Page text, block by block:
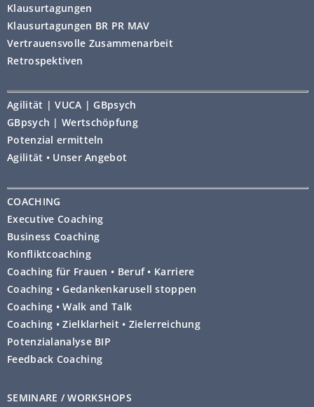
Klausurtagungen
Klausurtagungen BR PR MAV
Vertrauensvolle Zusammenarbeit
Retrospektiven
Agilität | VUCA | GBpsych
GBpsych | Wertschöpfung
Potenzial ermitteln
Agilität • Unser Angebot
COACHING
Executive Coaching
Business Coaching
Konfliktcoaching
Coaching für Frauen • Beruf • Karriere
Coaching • Gedankenkarusell stoppen
Coaching • Walk and Talk
Coaching • Zielklarheit • Zielerreichung
Potenzialanalyse BIP
Feedback Coaching
SEMINARE / WORKSHOPS